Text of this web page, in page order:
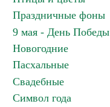
Праздничные фоны
9 мая - День Победы
Новогодние
Пасхальные
Свадебные
Символ года